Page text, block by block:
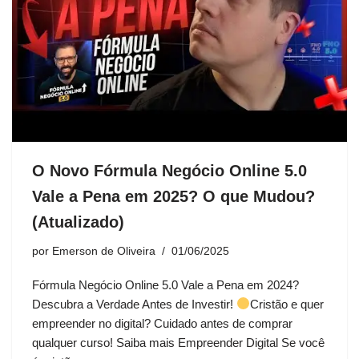
O Novo Fórmula Negócio Online 5.0
Vale a Pena em 2025? O que Mudou?
(Atualizado)
por Emerson de Oliveira 01/06/2025
Fórmula Negócio Online 5.0 Vale a Pena em 2024?
Descubra a Verdade Antes de Investir!
Cristão e quer
empreender no digital? Cuidado antes de comprar
qualquer curso! Saiba mais Empreender Digital Se você